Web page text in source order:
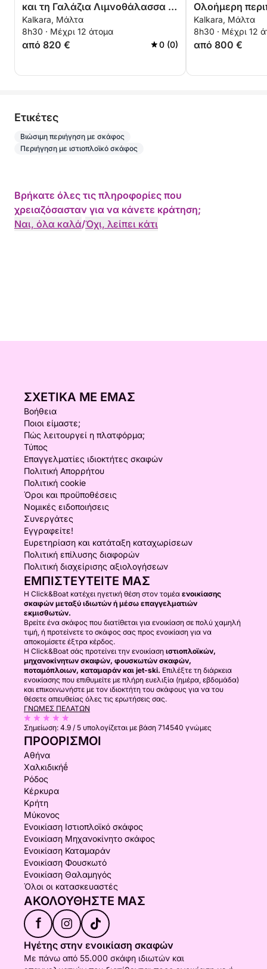
και τη Γαλάζια Λιμνοθάλασσα –
Ολοήμερη από την Καλκάρα
Kalkara, Μάλτα
8h30 · Μέχρι 12 άτομα
από 820 € 0 (0)
Ολοήμερη
γραφικές
κολύμβηση με
Kalkara, Μάλτα
8h30 · Μέχρι 12
από 800 €
Eτικέτες
Βιώσιμη περιήγηση με σκάφος
Περιήγηση με ιστιοπλοϊκό σκάφος
Βρήκατε όλες τις πληροφορίες που
χρειαζόσασταν για να κάνετε κράτηση;
Ναι, όλα καλά/Όχι, λείπει κάτι
ΣΧΕΤΙΚΆ ΜΕ ΕΜΆΣ
Βοήθεια
Ποιοι είμαστε;
Πώς λειτουργεί η πλατφόρμα;
Τύπος
Επαγγελματίες ιδιοκτήτες σκαφών
Πολιτική Απορρήτου
Πολιτική cookie
Όροι και προϋποθέσεις
Νομικές ειδοποιήσεις
Συνεργάτες
Εγγραφείτε!
Ευρετηρίαση και κατάταξη καταχωρίσεων
Πολιτική επίλυσης διαφορών
Πολιτική διαχείρισης αξιολογήσεων
ΕΜΠΙΣΤΕΥΤΕΊΤΕ ΜΑΣ
Η Click&Boat κατέχει ηγετική θέση στον τομέα ενοικίασης
σκαφών μεταξύ ιδιωτών ή μέσω επαγγελματιών
εκμισθωτών.
Βρείτε ένα σκάφος που διατίθεται για ενοικίαση σε πολύ χαμηλή
τιμή, ή προτείνετε το σκάφος σας προς ενοικίαση για να
αποκομίσετε έξτρα κέρδος.
Η Click&Boat σάς προτείνει την ενοικίαση ιστιοπλοϊκών,
μηχανοκίνητων σκαφών, φουσκωτών σκαφών,
ποταμόπλοιων, καταμαράν και jet-ski. Επιλέξτε τη διάρκεια
ενοικίασης που επιθυμείτε με πλήρη ευελιξία (ημέρα, εβδομάδα)
και επικοινωνήστε με τον ιδιοκτήτη του σκάφους για να του
θέσετε απευθείας όλες τις ερωτήσεις σας.
ΓΝΏΜΕΣ ΠΕΛΑΤΏΝ
Σημείωση: 4.9 / 5 υπολογίζεται με βάση 714540 γνώμες
ΠΡΟΟΡΙΣΜΟΊ
Αθήνα
Χαλκιδικήḗ
Ρόδος
Κέρκυρα
Κρήτη
Μύκονος
Ενοικίαση Ιστιοπλοϊκό σκάφος
Ενοικίαση Μηχανοκίνητο σκάφος
Ενοικίαση Καταμαράν
Ενοικίαση Φουσκωτό
Ενοικίαση Θαλαμηγός
Όλοι οι κατασκευαστές
ΑΚΟΛΟΥΘΉΣΤΕ ΜΑΣ
f
Ηγέτης στην ενοικίαση σκαφών
Με πάνω από 55.000 σκάφη ιδιωτών και